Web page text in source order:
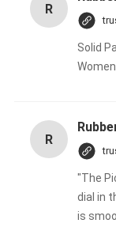
R
Solid
R
"The
dial in
is